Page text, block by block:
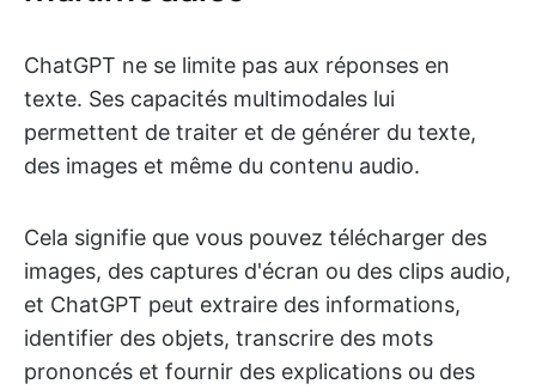
ChatGPT ne se limite pas aux réponses en
texte. Ses capacités multimodales lui
permettent de traiter et de générer du texte,
des images et même du contenu audio.
Cela signifie que vous pouvez télécharger des
images, des captures d'écran ou des clips audio,
et ChatGPT peut extraire des informations,
identifier des objets, transcrire des mots
prononcés et fournir des explications ou des